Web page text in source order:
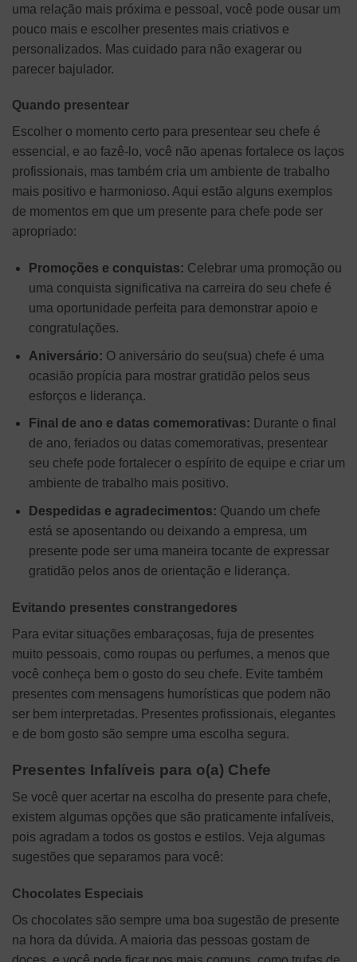
uma relação mais próxima e pessoal, você pode ousar um
pouco mais e escolher presentes mais criativos e
personalizados. Mas cuidado para não exagerar ou
parecer bajulador.
Quando presentear
Escolher o momento certo para presentear seu chefe é
essencial, e ao fazê-lo, você não apenas fortalece os laços
profissionais, mas também cria um ambiente de trabalho
mais positivo e harmonioso. Aqui estão alguns exemplos
de momentos em que um presente para chefe pode ser
apropriado:
Promoções e conquistas: Celebrar uma promoção ou
uma conquista significativa na carreira do seu chefe é
uma oportunidade perfeita para demonstrar apoio e
congratulações.
Aniversário: O aniversário do seu(sua) chefe é uma
ocasião propícia para mostrar gratidão pelos seus
esforços e liderança.
Final de ano e datas comemorativas: Durante o final
de ano, feriados ou datas comemorativas, presentear
seu chefe pode fortalecer o espírito de equipe e criar um
ambiente de trabalho mais positivo.
Despedidas e agradecimentos: Quando um chefe
está se aposentando ou deixando a empresa, um
presente pode ser uma maneira tocante de expressar
gratidão pelos anos de orientação e liderança.
Evitando presentes constrangedores
Para evitar situações embaraçosas, fuja de presentes
muito pessoais, como roupas ou perfumes, a menos que
você conheça bem o gosto do seu chefe. Evite também
presentes com mensagens humorísticas que podem não
ser bem interpretadas. Presentes profissionais, elegantes
e de bom gosto são sempre uma escolha segura.
Presentes Infalíveis para o(a) Chefe
Se você quer acertar na escolha do presente para chefe,
existem algumas opções que são praticamente infalíveis,
pois agradam a todos os gostos e estilos. Veja algumas
sugestões que separamos para você:
Chocolates Especiais
Os chocolates são sempre uma boa sugestão de presente
na hora da dúvida. A maioria das pessoas gostam de